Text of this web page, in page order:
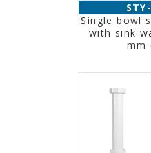
Single bowl
with sink
mm